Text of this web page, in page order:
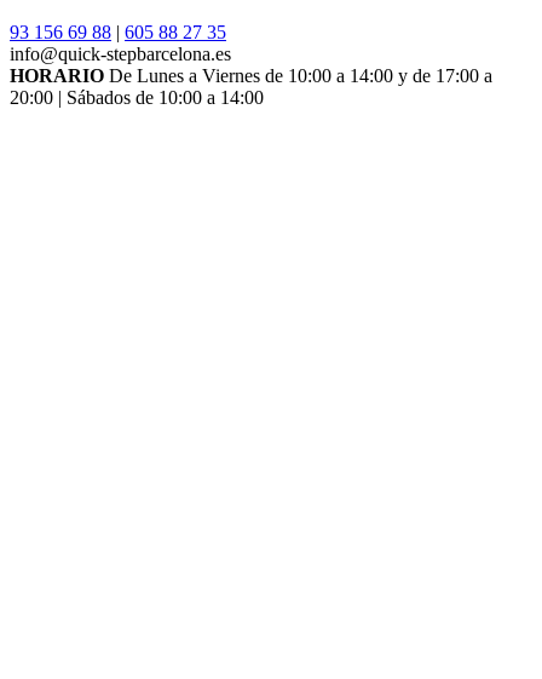
93 156 69 88 | 605 88 27 35
info@quick-stepbarcelona.es
HORARIO De Lunes a Viernes de 10:00 a 14:00 y de 17:00 a
20:00 | Sábados de 10:00 a 14:00